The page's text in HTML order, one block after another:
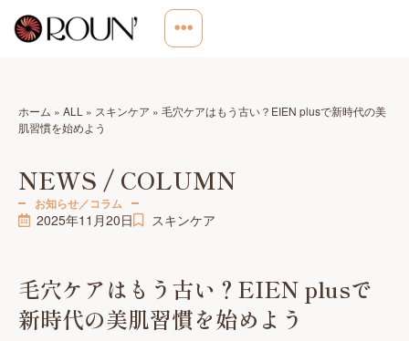
ホーム » ALL » スキンケア » 毛穴ケアはもう古い？EIEN plusで新時代の美
肌習慣を始めよう
NEWS / COLUMN
お知らせ／コラム
2025年11月20日 スキンケア
毛穴ケアはもう古い？EIEN plusで
新時代の美肌習慣を始めよう